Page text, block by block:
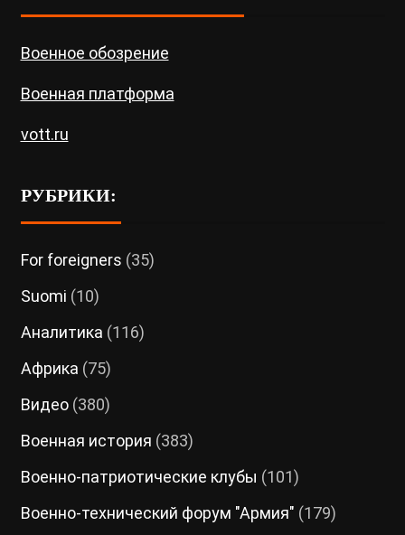
Военное обозрение
Военная платформа
vott.ru
РУБРИКИ:
For foreigners (35)
Suomi (10)
Аналитика (116)
Африка (75)
Видео(380)
Военная история (383)
Военно-патриотические клубы (101)
Военно-технический форум "Армия" (179)